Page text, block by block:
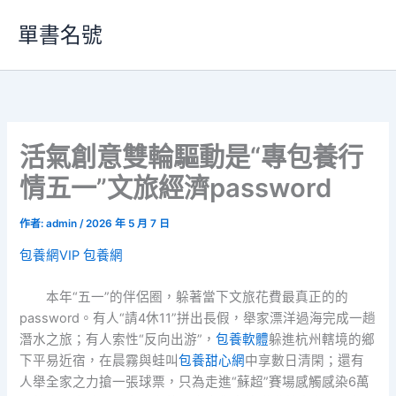
要
單書名號
活氣創意雙輪驅動是“專包養行
情五一”文旅經濟password
作者:admin/2026 年 5 月 7 日
包養網VIP 包養網
本年“五一”的伴侶圈，躲著當下文旅花費最真正的的
password。有人“請4休11”拼出長假，舉家漂洋過海完成一趟
潛水之旅；有人索性“反向出游”，包養軟體躲進杭州轄境的鄉
下平易近宿，在晨霧與蛙叫包養甜心網中享數日清閑；還有
人舉全家之力搶一張球票，只為走進“蘇超”賽場感觸感染6萬